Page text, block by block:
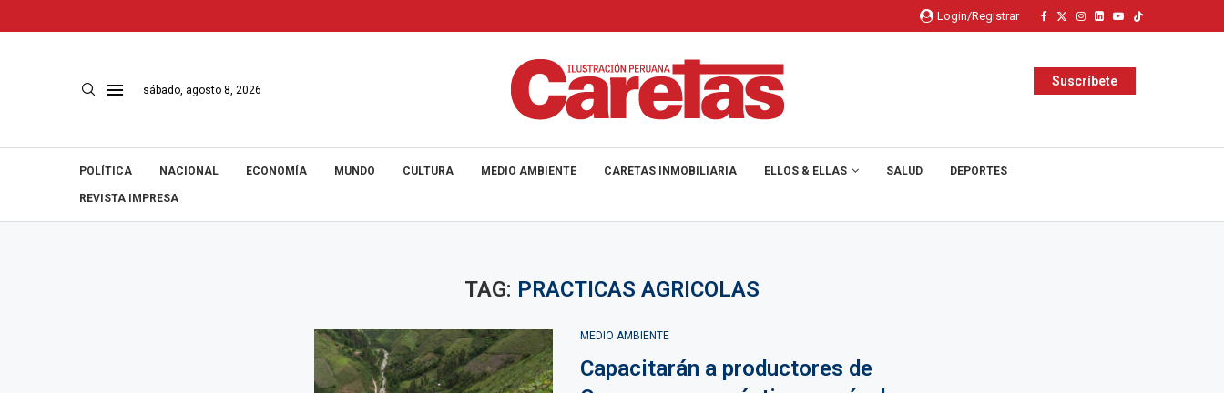
Login/Registrar
sábado, agosto 8, 2026
Suscríbete
POLÍTICA NACIONAL ECONOMÍA MUNDO CULTURA MEDIO AMBIENTE CARETAS INMOBILIARIA ELLOS & ELLAS SALUD DEPORTES
REVISTA IMPRESA
TAG: PRACTICAS AGRICOLAS
MEDIO AMBIENTE
Capacitarán a productores de